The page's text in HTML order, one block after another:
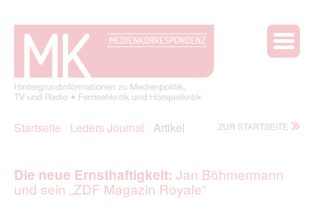
Startseite Leders Journal Artikel ZUR STARTSEITE
Die neue Ernsthaftigkeit: Jan Böhmermann
und sein „ZDF Magazin Royale“